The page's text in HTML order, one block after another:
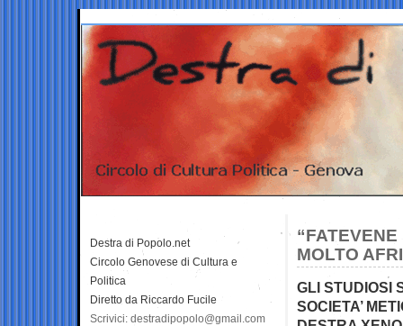
MOLTO
GLI STUDIOSI
SOCIETA’
Destra di Popolo.net
Circolo Genovese di Cultura e
Politica
Diretto da Riccardo Fucile
Scrivici: destradipopolo@gmail.com